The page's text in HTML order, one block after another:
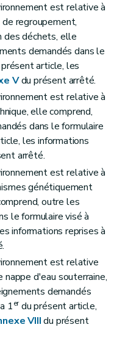
est relative à
regroupement,
des déchets, elle
demandés dans le
article, les
Vdu présent arrêté.
est relative à
elle comprend,
dans le formulaire
les informations
arrêté.
est relative à
génétiquement
outre les
le formulaire visé à
informations reprises à
est relative
nappe d'eau souterraine,
demandés
1erdu présent article,
VIIIdu présent